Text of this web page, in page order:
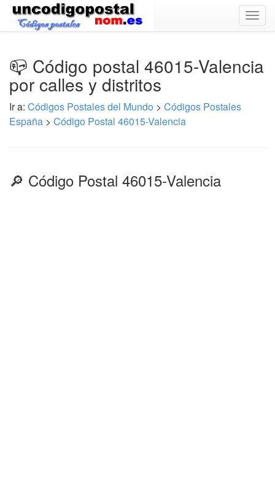
📪 Código postal 46015-Valencia
por calles y distritos
Ir a: Códigos Postales del Mundo > Códigos Postales
España > Código Postal 46015-Valencia
🔎 Código Postal 46015-Valencia